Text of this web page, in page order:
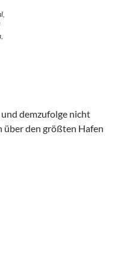
demzufolge nicht
den größten Hafen